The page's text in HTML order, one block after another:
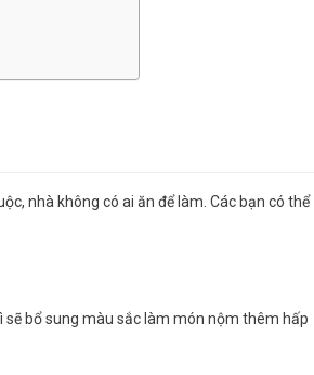
nhà không có ai ăn để làm. Các bạn có thể
bổ sung màu sắc làm món nộm thêm hấp